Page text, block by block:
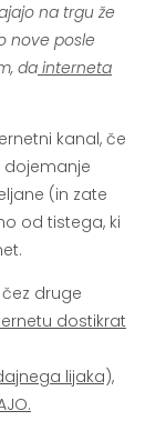
na trgu že
nove posle
da interneta
kanal, če
dojemanje
(in zate
od tistega, ki
druge
dostikrat
lijaka),